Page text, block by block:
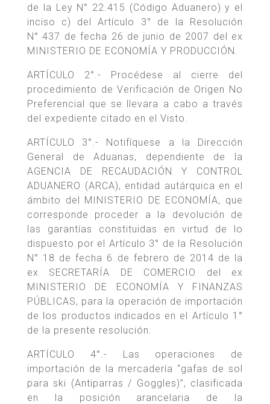
de la Ley N° 22.415 (Código Aduanero) y el
inciso c) del Artículo 3° de la Resolución
N° 437 de fecha 26 de junio de 2007 del ex
MINISTERIO DE ECONOMÍA Y PRODUCCIÓN.
ARTÍCULO 2°.- Procédese al cierre del
procedimiento de Verificación de Origen No
Preferencial que se llevara a cabo a través
del expediente citado en el Visto.
ARTÍCULO 3°.- Notifíquese a la Dirección
General de Aduanas, dependiente de la
AGENCIA DE RECAUDACIÓN Y CONTROL
ADUANERO (ARCA), entidad autárquica en el
ámbito del MINISTERIO DE ECONOMÍA, que
corresponde proceder a la devolución de
las garantías constituidas en virtud de lo
dispuesto por el Artículo 3° de la Resolución
N° 18 de fecha 6 de febrero de 2014 de la
ex SECRETARÍA DE COMERCIO del ex
MINISTERIO DE ECONOMÍA Y FINANZAS
PÚBLICAS, para la operación de importación
de los productos indicados en el Artículo 1°
de la presente resolución.
ARTÍCULO 4°.- Las operaciones de
importación de la mercadería “gafas de sol
para ski (Antiparras / Goggles)”, clasificada
en la posición arancelaria de la